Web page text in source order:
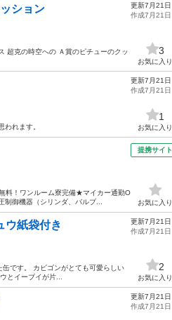
ション
超克の時空への Ａ賞のピチューのクッ
更新7月21日
作成7月21日
3
お気に入り
われます。
更新7月21日
作成7月21日
1
お気に入り
料！ワンルーム寮完備★マイカー通勤O
御機器（シリンダ、バルブ...
提携サイト
お気に入り
紙袋付き
です。 カビゴンがとても可愛らしい
とイーブイが片...
更新7月21日
作成7月21日
2
お気に入り
更新7月21日
作成7月21日